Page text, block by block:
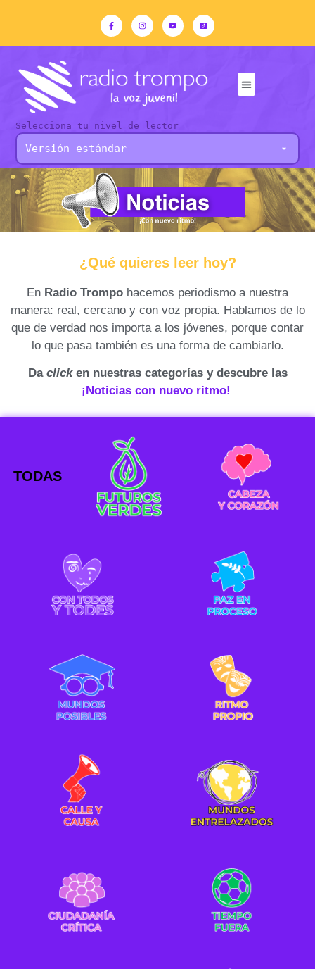
Selecciona tu nivel de lector
¿Qué quieres leer hoy?
En Radio Trompo hacemos periodismo a nuestra
manera: real, cercano y con voz propia. Hablamos de lo
que de verdad nos importa a los jóvenes, porque contar
lo que pasa también es una forma de cambiarlo.
Da clicken nuestras categorías y descubre las
¡Noticias con nuevo ritmo!
TODAS